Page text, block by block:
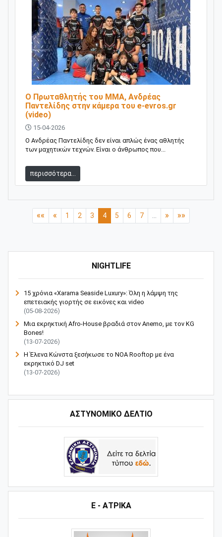
NIGHTLIFE
15 χρόνια «Xarama Seaside Luxury»: Όλη η λάμψη της
επετειακής γιορτής σε εικόνες και video
(05-08-2026)
Μια εκρηκτική Afro-House βραδιά στον Anemo, με τον KG
Bones!
(13-07-2026)
Η Έλενα Κώνστα ξεσήκωσε το NOA Rooftop με ένα
εκρηκτικό DJ set
(13-07-2026)
ΑΣΤΥΝΟΜΙΚΟ ΔΕΛΤΙΟ
Ε - ΑΤΡΙΚΑ
O Πρωταθλητής του ΜΜΑ, Ανδρέας
Παντελίδης στην κάμερα του e-evros.gr
(video)
15-04-2026
Ο Ανδρέας Παντελίδης δεν είναι απλώς ένας αθλητής
των μαχητικών τεχνών. Είναι ο άνθρωπος που...
περισσότερα...
«« « 1 2 3 4 5 6 7 » »»